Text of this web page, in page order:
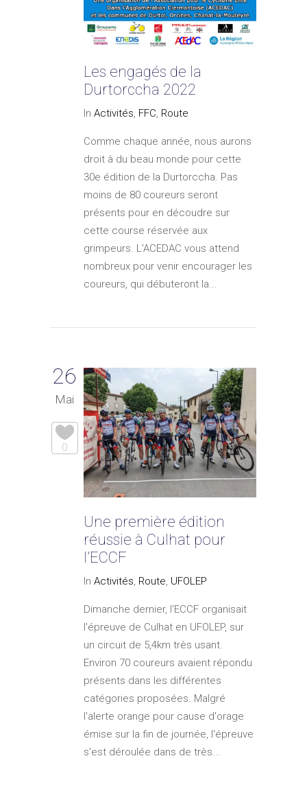
Les engagés de la
Durtorccha 2022
In Activités, FFC, Route
Comme chaque année, nous aurons
droit à du beau monde pour cette
30e édition de la Durtorccha. Pas
moins de 80 coureurs seront
présents pour en découdre sur
cette course réservée aux
grimpeurs. L'ACEDAC vous attend
nombreux pour venir encourager les
coureurs, qui débuteront la...
26
Mai
0
Une première édition
réussie à Culhat pour
l’ECCF
In Activités, Route, UFOLEP
Dimanche dernier, l'ECCF organisait
l'épreuve de Culhat en UFOLEP, sur
un circuit de 5,4km très usant.
Environ 70 coureurs avaient répondu
présents dans les différentes
catégories proposées. Malgré
l'alerte orange pour cause d'orage
émise sur la fin de journée, l'épreuve
s'est déroulée dans de très...